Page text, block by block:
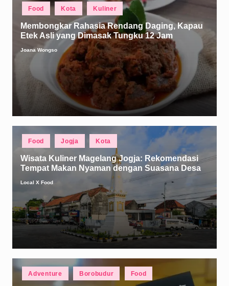
Food Kota Kuliner
Membongkar Rahasia Rendang Daging, Kapau
Etek Asli yang Dimasak Tungku 12 Jam
Posted
Joana Wongso
Food Jogja Kota
Wisata Kuliner Magelang Jogja: Rekomendasi
Tempat Makan Nyaman dengan Suasana Desa
Posted
Local X Food
Posted
Adventure Borobudur Food